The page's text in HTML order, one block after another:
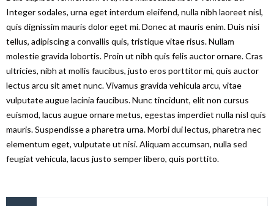
Integer sodales, urna eget interdum eleifend, nulla nibh laoreet nisl,
quis dignissim mauris dolor eget mi. Donec at mauris enim. Duis nisi
tellus, adipiscing a convallis quis, tristique vitae risus. Nullam
molestie gravida lobortis. Proin ut nibh quis felis auctor ornare. Cras
ultricies, nibh at mollis faucibus, justo eros porttitor mi, quis auctor
lectus arcu sit amet nunc. Vivamus gravida vehicula arcu, vitae
vulputate augue lacinia faucibus. Nunc tincidunt, elit non cursus
euismod, lacus augue ornare metus, egestas imperdiet nulla nisl quis
mauris. Suspendisse a pharetra urna. Morbi dui lectus, pharetra nec
elementum eget, vulputate ut nisi. Aliquam accumsan, nulla sed
feugiat vehicula, lacus justo semper libero, quis porttito.